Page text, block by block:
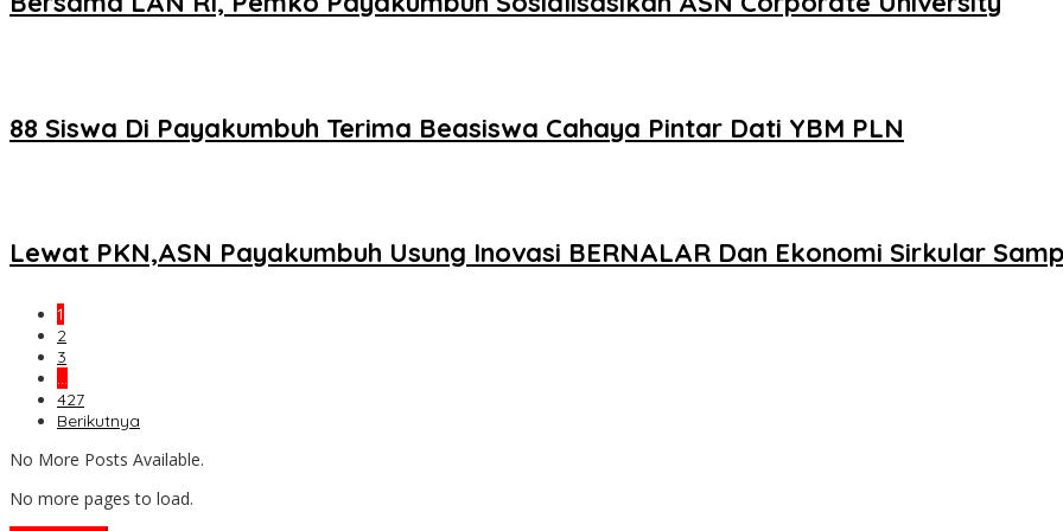
88 Siswa Di Payakumbuh Terima Beasiswa Cahaya Pintar Dati YBM PLN
Lewat PKN,ASN Payakumbuh Usung Inovasi BERNALAR Dan Ekonomi Sirkular
1
2
3
…
427
Berikutnya
No More Posts Available.
No more pages to load.